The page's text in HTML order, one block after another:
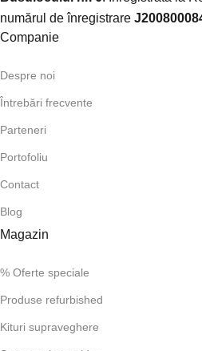
numărul de înregistrare
Companie
Despre noi
Întrebări frecvente
Parteneri
Portofoliu
Contact
Blog
Magazin
% Oferte speciale
Produse refurbished
Kituri supraveghere